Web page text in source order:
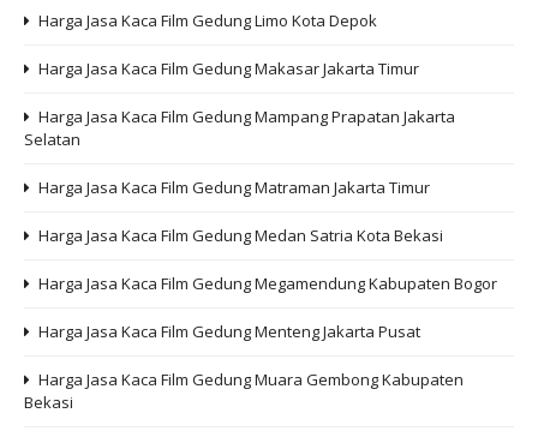
Harga Jasa Kaca Film Gedung Limo Kota Depok
Harga Jasa Kaca Film Gedung Makasar Jakarta Timur
Harga Jasa Kaca Film Gedung Mampang Prapatan Jakarta
Selatan
Harga Jasa Kaca Film Gedung Matraman Jakarta Timur
Harga Jasa Kaca Film Gedung Medan Satria Kota Bekasi
Harga Jasa Kaca Film Gedung Megamendung Kabupaten Bogor
Harga Jasa Kaca Film Gedung Menteng Jakarta Pusat
Harga Jasa Kaca Film Gedung Muara Gembong Kabupaten
Bekasi